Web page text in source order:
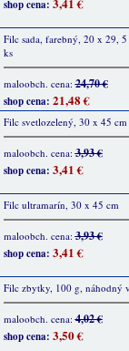
shop cena:
Filc sada, farebný, 20 x 29,
ks
maloobch. cena:24,70 €
shop cena: 21,48 €
Filc svetlozelený, 30 x 45 cm
maloobch. cena:3,93 €
shop cena: 3,41 €
Filc ultramarín, 30 x 45 cm
maloobch. cena:3,93 €
shop cena: 3,41 €
Filc zbytky, 100 g, náhodný
maloobch. cena:4,02 €
shop cena: 3,50 €